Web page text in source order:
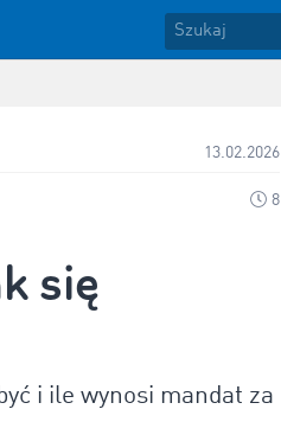
13.02.2026
8
się
i ile wynosi mandat za